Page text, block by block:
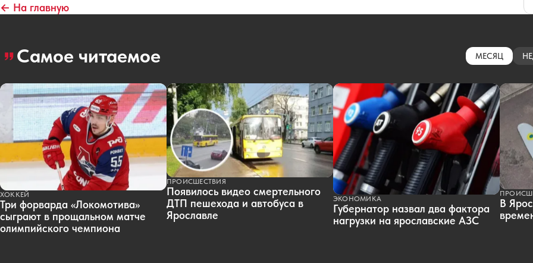
← На главную
Самое читаемое МЕСЯЦ
ХОККЕЙ
Три форварда «Локомотива»
сыграют в прощальном матче
олимпийского чемпиона
ПРОИСШЕСТВИЯ
Появилось видео смертельного
ДТП пешехода и автобуса в
Ярославле
ЭКОНОМИКА
Губернатор назвал два фактора
нагрузки на ярославские АЗС
В